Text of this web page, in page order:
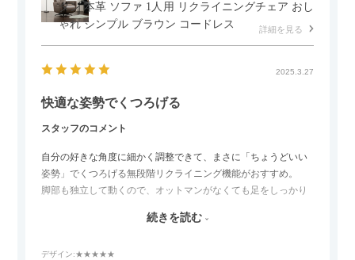
ダン 本革 ソファ 1人用 リクライニングチェア おし
ゃれ シンプル ブラウン コードレス
詳細を見る
2025.3.27
快適な姿勢でくつろげる
スタッフのコメント
自分の好きな角度に細かく調整できて、まさに「ちょうどいい
姿勢」でくつろげる無段階リクライニング機能がおすすめ。
脚部も独立して動くので、オットマンがなくても足をしっかり
スマホやタブレットを充電しながらリラックスできるのが嬉し
続きを読む
デザイン:★★★★★